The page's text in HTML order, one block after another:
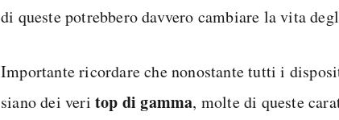
di queste potrebbero davvero cambiare la vita
Importante ricordare che nonostante tutti i
siano dei veri top di gamma, molte di queste